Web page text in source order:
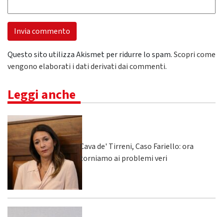
Questo sito utilizza Akismet per ridurre lo spam.Scopri come
vengono elaborati i dati derivati dai commenti.
Leggi anche
Cava de' Tirreni, Caso Fariello: ora
torniamo ai problemi veri